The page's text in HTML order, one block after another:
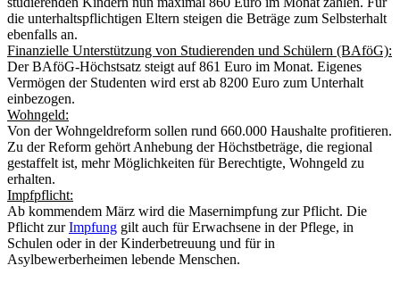
die unterhaltspflichtigen Eltern steigen die Beträge zum Selbsterhalt
ebenfalls an.
Finanzielle Unterstützung von Studierenden und Schülern (BAföG):
Der BAföG-Höchstsatz steigt auf 861 Euro im Monat. Eigenes
Vermögen der Studenten wird erst ab 8200 Euro zum Unterhalt
einbezogen.
Wohngeld:
Von der Wohngeldreform sollen rund 660.000 Haushalte profitieren.
Zu der Reform gehört Anhebung der Höchstbeträge, die regional
gestaffelt ist, mehr Möglichkeiten für Berechtigte, Wohngeld zu
erhalten.
Impfpflicht:
Ab kommendem März wird die Masernimpfung zur Pflicht. Die
Pflicht zurImpfung gilt auch für Erwachsene in der Pflege, in
Schulen oder in der Kinderbetreuung und für in
Asylbewerberheimen lebende Menschen.